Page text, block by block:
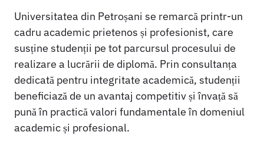
Universitatea din Petroșani se remarcă printr-un
cadru academic prietenos și profesionist, care
susține studenții pe tot parcursul procesului de
realizare a lucrării de diplomă. Prin consultanța
dedicată pentru integritate academică, studenții
beneficiază de un avantaj competitiv și învață să
pună în practică valori fundamentale în domeniul
academic și profesional.